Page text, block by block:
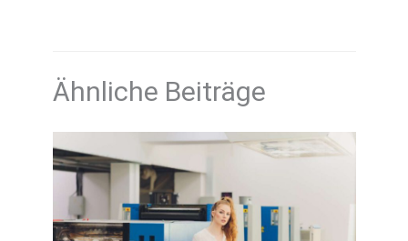
Ähnliche Beiträge